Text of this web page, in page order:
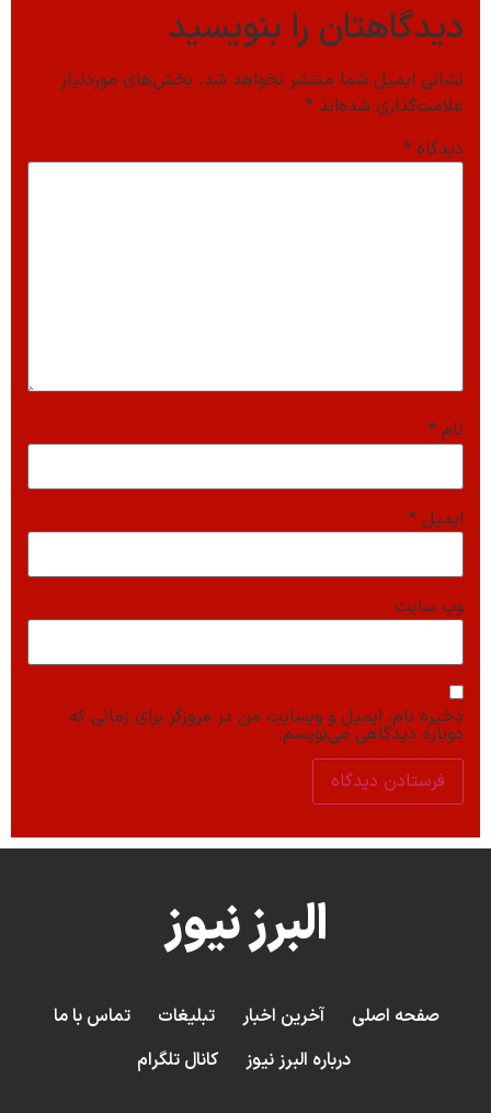
دیدگاهتان را بنویسید
نشانی ایمیل شما منتشر نخواهد شد. بخش‌های موردنیاز
علامت‌گذاری شده‌اند *
دیدگاه *
نام *
ایمیل *
وب‌ سایت
ذخیره نام، ایمیل و وبسایت من در مرورگر برای زمانی که
دوباره دیدگاهی می‌نویسم.
البرز نیوز
صفحه اصلی آخرین اخبار تبلیغات
تماس با ما
درباره البرز نیوز
کانال تلگرام